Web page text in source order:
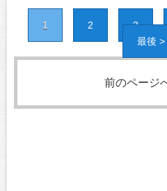
1 2 3
最後 >
前のページ